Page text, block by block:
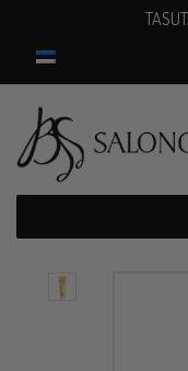
content